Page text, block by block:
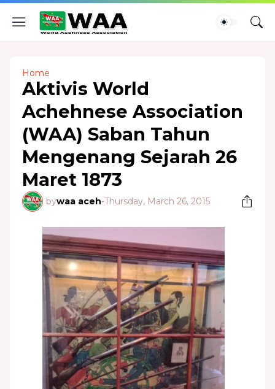
Home
Aktivis World
Achehnese Association
(WAA) Saban Tahun
Mengenang Sejarah 26
Maret 1873
bywaa aceh-Thursday, March 26, 2015